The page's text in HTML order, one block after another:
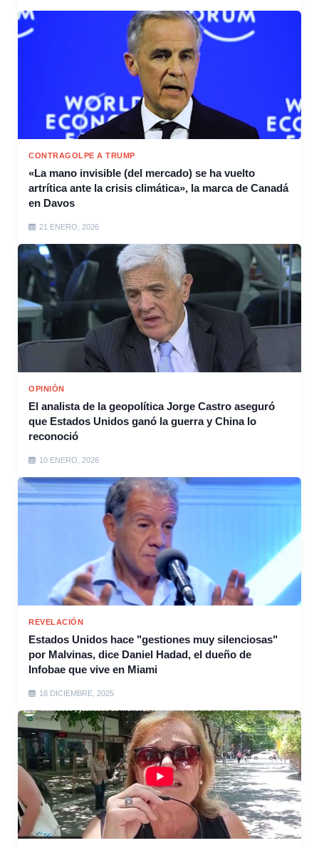
CONTRAGOLPE A TRUMP
«La mano invisible (del mercado) se ha vuelto
artrítica ante la crisis climática», la marca de Canadá
en Davos
21 ENERO, 2026
OPINIÓN
El analista de la geopolítica Jorge Castro aseguró
que Estados Unidos ganó la guerra y China lo
reconoció
10 ENERO, 2026
REVELACIÓN
Estados Unidos hace "gestiones muy silenciosas"
por Malvinas, dice Daniel Hadad, el dueño de
Infobae que vive en Miami
18 DICIEMBRE, 2025